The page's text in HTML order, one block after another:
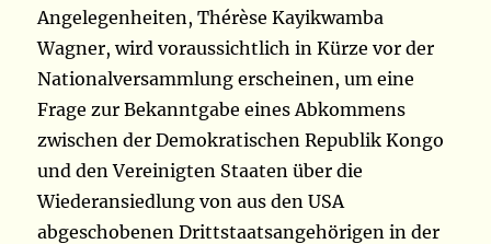
Angelegenheiten, Thérèse Kayikwamba
Wagner, wird voraussichtlich in Kürze vor der
Nationalversammlung erscheinen, um eine
Frage zur Bekanntgabe eines Abkommens
zwischen der Demokratischen Republik Kongo
und den Vereinigten Staaten über die
Wiederansiedlung von aus den USA
abgeschobenen Drittstaatsangehörigen in der